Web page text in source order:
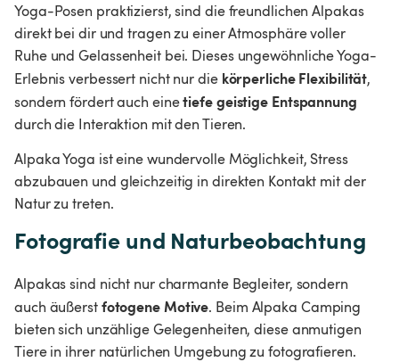
Yoga-Posen praktizierst, sind die freundlichen Alpakas
direkt bei dir und tragen zu einer Atmosphäre voller
Ruhe und Gelassenheit bei. Dieses ungewöhnliche Yoga-
Erlebnis verbessert nicht nur die körperliche Flexibilität,
sondern fördert auch eine tiefe geistige Entspannung
durch die Interaktion mit den Tieren.
Alpaka Yoga ist eine wundervolle Möglichkeit, Stress
abzubauen und gleichzeitig in direkten Kontakt mit der
Natur zu treten.
Fotografie und Naturbeobachtung
Alpakas sind nicht nur charmante Begleiter, sondern
auch äußerst fotogene Motive. Beim Alpaka Camping
bieten sich unzählige Gelegenheiten, diese anmutigen
Tiere in ihrer natürlichen Umgebung zu fotografieren.